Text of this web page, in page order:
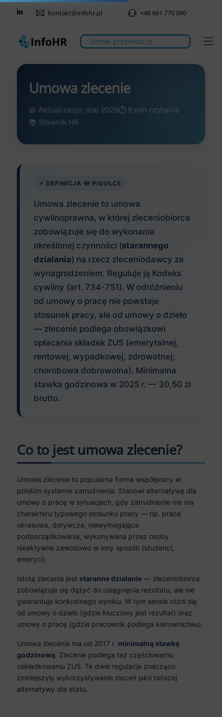
Skip
kontakt@infohr.pl +48 661 770 090
Umów prezentację
Umowa zlecenie
📅 Aktualizacja: maj 2026⏱️ 8 min czytania
📚 Słownik HR
⚡ DEFINICJA W PIGUŁCE
Umowa zlecenie to umowa
cywilnoprawna, w której zleceniobiorca
zobowiązuje się do wykonania
określonej czynności (starannego
działania) na rzecz zleceniodawcy za
wynagrodzeniem. Reguluje ją Kodeks
cywilny (art. 734-751). W odróżnieniu
od umowy o pracę nie powstaje
stosunek pracy, ale od umowy o dzieło
— zlecenie podlega obowiązkowi
opłacania składek ZUS (emerytalnej,
rentowej, wypadkowej, zdrowotnej;
chorobowa dobrowolna). Minimalna
stawka godzinowa w 2025 r. — 30,50 zł
brutto.
Co to jest umowa zlecenie?
Umowa zlecenie to popularna forma współpracy w
polskim systemie zatrudnienia. Stanowi alternatywę dla
umowy o pracę w sytuacjach, gdy zatrudnienie nie ma
charakteru typowego stosunku pracy — np. praca
okresowa, dorywcza, niewymagająca
podporządkowania, wykonywana przez osoby
nieaktywne zawodowo w inny sposób (studenci,
emeryci).
Istotą zlecenia jest staranne działanie — zleceniobiorca
zobowiązuje się dążyć do osiągnięcia rezultatu, ale nie
gwarantuje konkretnego wyniku. W tym sensie różni się
od umowy o dzieło (gdzie kluczowy jest rezultat) oraz
umowy o pracę (gdzie pracownik podlega kierownictwu).
Umowa zlecenia ma od 2017 r. minimalną stawkę
godzinową. Zlecenie podlega też częściowemu
oskładkowaniu ZUS. Te dwie regulacje znacząco
zmniejszyły wykorzystywanie zleceń jako tańszej
alternatywy dla etatu.